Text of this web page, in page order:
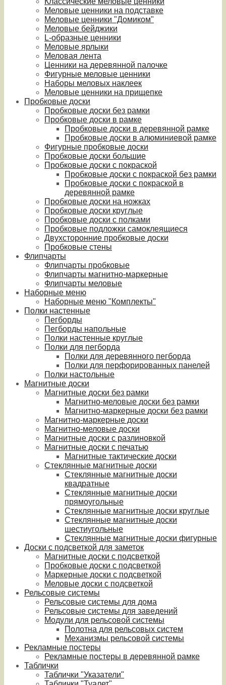
Меловые ценники на подставке
Меловые ценники "Домиком"
Меловые бейджики
L-образные ценники
Меловые ярлыки
Меловая лента
Ценники на деревянной палочке
Фигурные меловые ценники
Наборы меловых наклеек
Меловые ценники на прищепке
Пробковые доски
Пробковые доски без рамки
Пробковые доски в рамке
Пробковые доски в деревянной рамке
Пробковые доски в алюминиевой рамке
Фигурные пробковые доски
Пробковые доски большие
Пробковые доски с покраской
Пробковые доски с покраской без рамки
Пробковые доски с покраской в
деревянной рамке
Пробковые доски на ножках
Пробковые доски круглые
Пробковые доски с полками
Пробковые подложки самоклеящиеся
Двухсторонние пробковые доски
Пробковые стены
Флипчарты
Флипчарты пробковые
Флипчарты магнитно-маркерные
Флипчарты меловые
Наборные меню
Наборные меню "Комплекты"
Полки настенные
Пегборды
Пегборды напольные
Полки настенные круглые
Полки для пегборда
Полки для деревянного пегборда
Полки для перфорированных панелей
Полки настольные
Магнитные доски
Магнитные доски без рамки
Магнитно-меловые доски без рамки
Магнитно-маркерные доски без рамки
Магнитно-маркерные доски
Магнитно-меловые доски
Магнитные доски с разлиновкой
Магнитные доски с печатью
Магнитные тактические доски
Стеклянные магнитные доски
Стеклянные магнитные доски
квадратные
Стеклянные магнитные доски
прямоугольные
Стеклянные магнитные доски круглые
Стеклянные магнитные доски
шестиугольные
Стеклянные магнитные доски фигурные
Доски с подсветкой для заметок
Магнитные доски с подсветкой
Пробковые доски с подсветкой
Маркерные доски с подсветкой
Меловые доски с подсветкой
Рельсовые системы
Рельсовые системы для дома
Рельсовые системы для заведений
Модули для рельсовой системы
Полотна для рельсовых систем
Механизмы рельсовой системы
Рекламные постеры
Рекламные постеры в деревянной рамке
Таблички
Таблички "Указатели"